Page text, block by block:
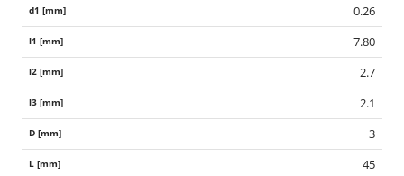
0.26
7.80
2.7
2.1
3
45